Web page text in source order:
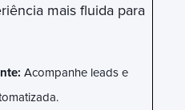
mais fluida para
Acompanhe leads e